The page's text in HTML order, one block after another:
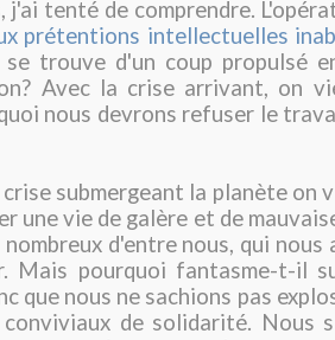
j'ai tenté de comprendre.
prétentions intellectuelles
se trouve d'un coup propulsé
Avec la crise arrivant, on
nous devrons refuser le
submergeant la planète on
une vie de galère et de
d'entre nous, qui
Mais pourquoi fantasme-t-il
que nous ne sachions pas
de solidarité. Nous